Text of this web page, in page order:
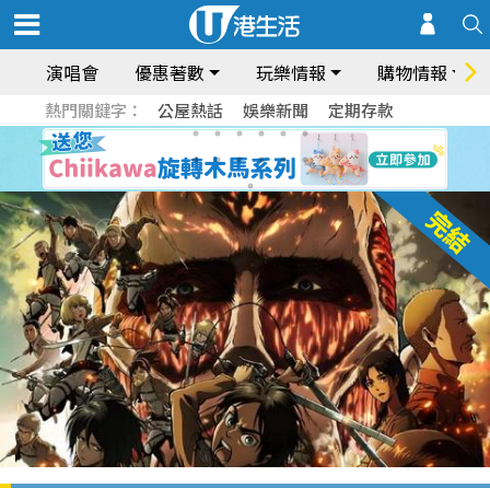
演唱會 優惠著數 玩樂情報 購物情報
熱門關鍵字： 公屋熱話 娛樂新聞 定期存款